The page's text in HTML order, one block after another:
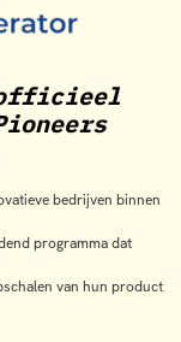
bedrijven binnen
programma dat
van hun product